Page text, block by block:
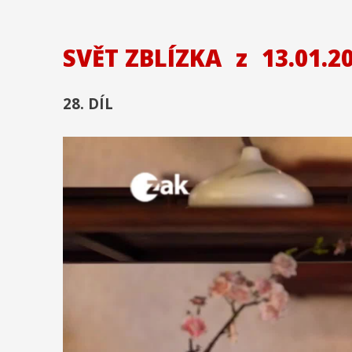
SVĚT ZBLÍZKA z
28. DÍL